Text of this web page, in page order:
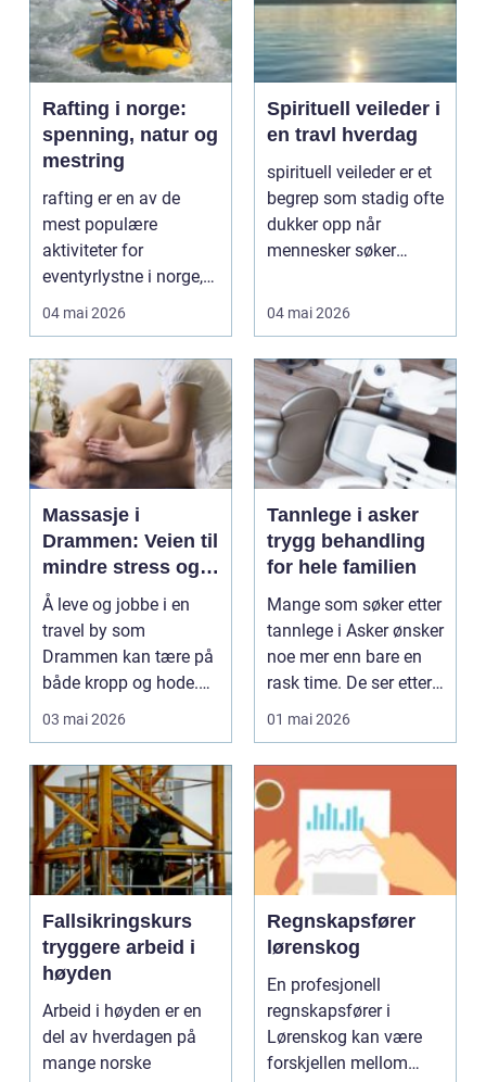
Rafting i norge:
spenning, natur og
mestring
rafting er en av de
mest populære
aktiviteter for
eventyrlystne i norge,
og kombinerer fysisk
04 mai 2026
Spirituell veileder i
en travl hverdag
spirituell veileder er et
begrep som stadig ofte
dukker opp når
mennesker søker
04 mai 2026
Massasje i
Drammen: Veien til
mindre stress og
mer energi
Å leve og jobbe i en
travel by som
Drammen kan tære på
både kropp og hode.
M...
03 mai 2026
Tannlege i asker
trygg behandling
for hele familien
Mange som søker etter
tannlege i Asker ønsker
noe mer enn bare en
rask time. De ser etter
en fast sa...
01 mai 2026
Fallsikringskurs
tryggere arbeid i
høyden
Arbeid i høyden er en
del av hverdagen på
mange norske
Regnskapsfører
lørenskog
En profesjonell
regnskapsfører i
Lørenskog kan være
forskjellen mellom